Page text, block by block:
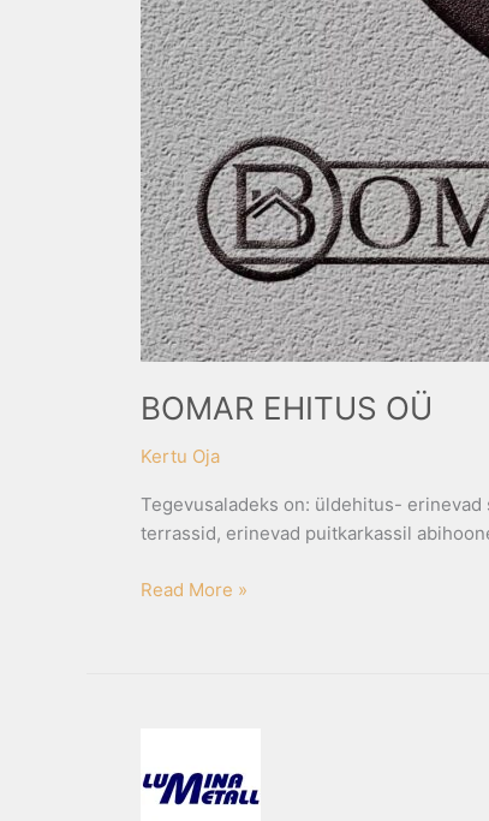
BOMAR EHITUS OÜ
Kertu Oja
Tegevusaladeks on: üldehitus-
terrassid, erinevad puitkarkassil
Read More »
METALL
OÜ